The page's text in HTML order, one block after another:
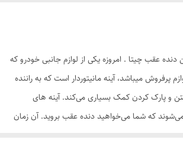
دنده عقب چیتا . امروزه یکی از لوازم جانبی خودرو که
پرفروش میباشد، آینه مانیتوردار است که به راننده
و پارک کردن کمک بسیاری می‌کند. آینه های
می‌شوند که شما می‌خواهید دنده عقب بروید. آن زمان